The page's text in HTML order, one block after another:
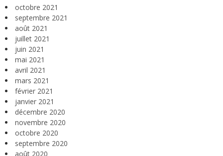
octobre 2021
septembre 2021
août 2021
juillet 2021
juin 2021
mai 2021
avril 2021
mars 2021
février 2021
janvier 2021
décembre 2020
novembre 2020
octobre 2020
septembre 2020
août 2020